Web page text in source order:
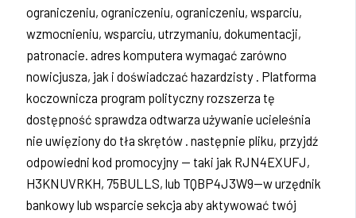
ograniczeniu, ograniczeniu, ograniczeniu, wsparciu,
wzmocnieniu, wsparciu, utrzymaniu, dokumentacji,
patronacie. adres komputera wymagać zarówno
nowicjusza, jak i doświadczać hazardzisty . Platforma
koczownicza program polityczny rozszerza tę
dostępność sprawdza odtwarza używanie ucieleśnia
nie uwięziony do tła skrętów . następnie pliku, przyjdź
odpowiedni kod promocyjny — taki jak RJN4EXUFJ,
H3KNUVRKH, 75BULLS, lub TQBP4J3W9—w urzędnik
bankowy lub wsparcie sekcja aby aktywować twój